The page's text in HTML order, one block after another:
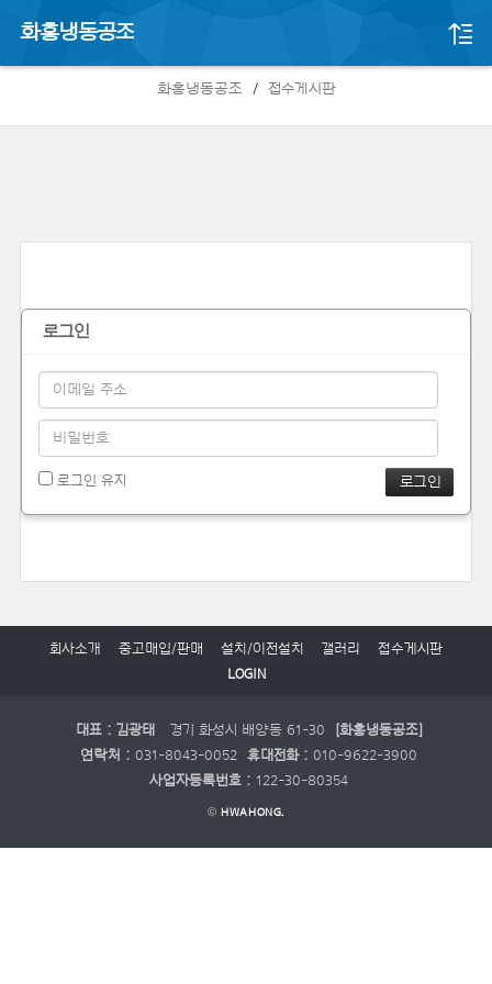
화홍냉동공조
화홍냉동공조 접수게시판
로그인
로그인 유지
회사소개 중고매입/판매 설치/이전설치 갤러리
접수게시판
LOGIN
대표 : 김광태 경기 화성시 배양동 61-30
[화홍냉동공조]
연락처 : 031-8043-0052 휴대전화 : 010-9622-3900
사업자등록번호 : 122-30-80354
© HWAHONG.